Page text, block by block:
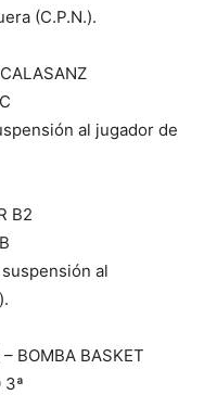
(C.P.N.).
al jugador de
B2
al
BOMBA BASKET
3ª